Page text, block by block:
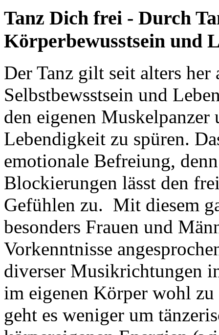
Tanz Dich frei - Durch
Körperbewusstsein und
Der Tanz gilt seit alters
Selbstbewsstsein und
den eigenen Muskelpanzer
Lebendigkeit zu spüren.
emotionale Befreiung,
Blockierungen lässt den
Gefühlen zu. Mit diesem
besonders Frauen und
Vorkenntnisse
diverser Musikrichtungen
im eigenen Körper wohl
geht es weniger um